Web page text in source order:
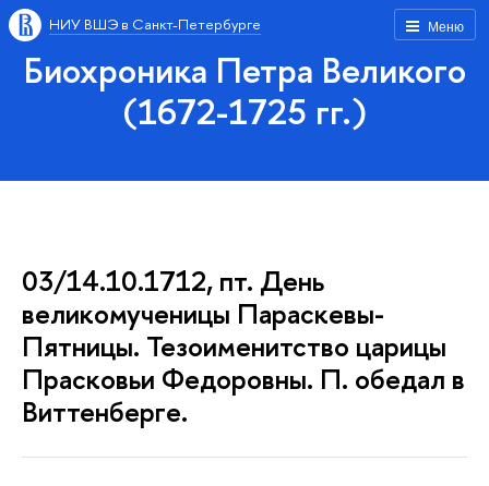
Меню
НИУ ВШЭ в Санкт-Петербурге
Биохроника Петра Великого
(1672-1725 гг.)
03/14.10.1712, пт. День
великомученицы Параскевы-
Пятницы. Тезоименитство царицы
Прасковьи Федоровны. П. обедал в
Виттенберге.